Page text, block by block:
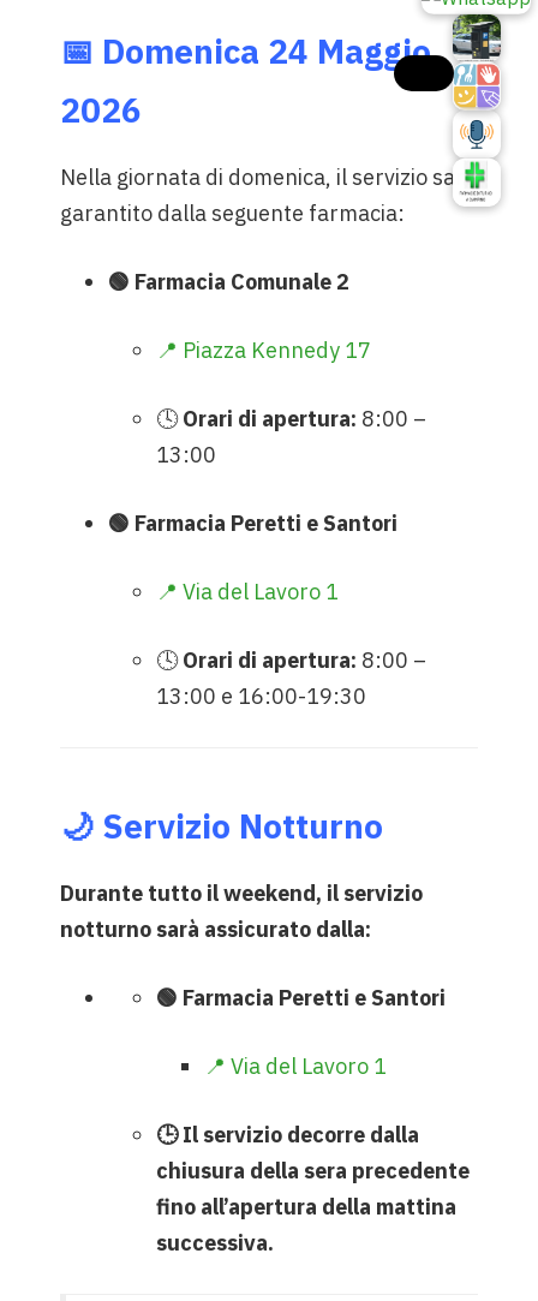
📅 Domenica 24 Maggio
2026
Nella giornata di domenica, il servizio sarà
garantito dalla seguente farmacia:
🟢 Farmacia Comunale 2
📍 Piazza Kennedy 17
🕓Orari di apertura: 8:00 –
13:00
🟢 Farmacia Peretti e Santori
📍 Via del Lavoro 1
🕓Orari di apertura: 8:00 –
13:00 e 16:00-19:30
🌙 Servizio Notturno
Durante tutto il weekend, il servizio
notturno sarà assicurato dalla:
🟢 Farmacia Peretti e Santori
📍 Via del Lavoro 1
🕒 Il servizio decorre dalla
chiusura della sera precedente
fino all’apertura della mattina
successiva.